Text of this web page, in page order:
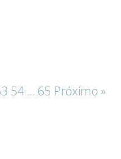
54 … 65 Próximo »